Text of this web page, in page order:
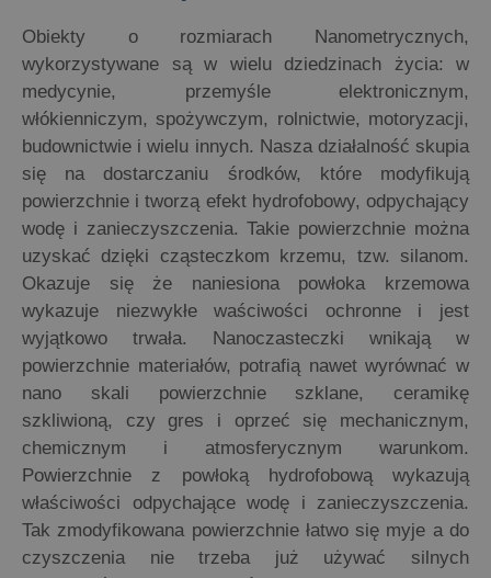
Obiekty o rozmiarach Nanometrycznych,
wykorzystywane są w wielu dziedzinach życia: w
medycynie, przemyśle elektronicznym,
włókienniczym, spożywczym, rolnictwie, motoryzacji,
budownictwie i wielu innych. Nasza działalność skupia
się na dostarczaniu środków, które modyfikują
powierzchnie i tworzą efekt hydrofobowy, odpychający
wodę i zanieczyszczenia. Takie powierzchnie można
uzyskać dzięki cząsteczkom krzemu, tzw. silanom.
Okazuje się że naniesiona powłoka krzemowa
wykazuje niezwykłe waściwości ochronne i jest
wyjątkowo trwała. Nanoczasteczki wnikają w
powierzchnie materiałów, potrafią nawet wyrównać w
nano skali powierzchnie szklane, ceramikę
szkliwioną, czy gres i oprzeć się mechanicznym,
chemicznym i atmosferycznym warunkom.
Powierzchnie z powłoką hydrofobową wykazują
właściwości odpychające wodę i zanieczyszczenia.
Tak zmodyfikowana powierzchnie łatwo się myje a do
czyszczenia nie trzeba już używać silnych